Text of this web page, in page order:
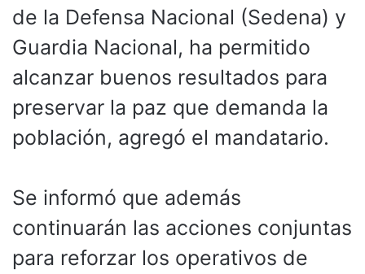
de la Defensa Nacional (Sedena) y
Guardia Nacional, ha permitido
alcanzar buenos resultados para
preservar la paz que demanda la
población, agregó el mandatario.
Se informó que además
continuarán las acciones conjuntas
para reforzar los operativos de